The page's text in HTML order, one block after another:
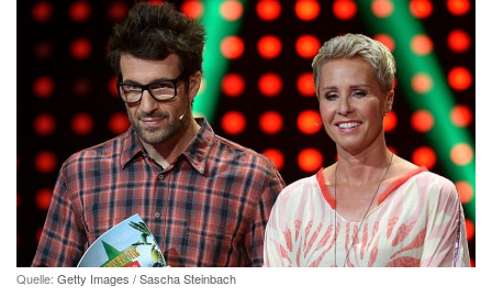
Quelle: Getty Images / Sascha Steinbach